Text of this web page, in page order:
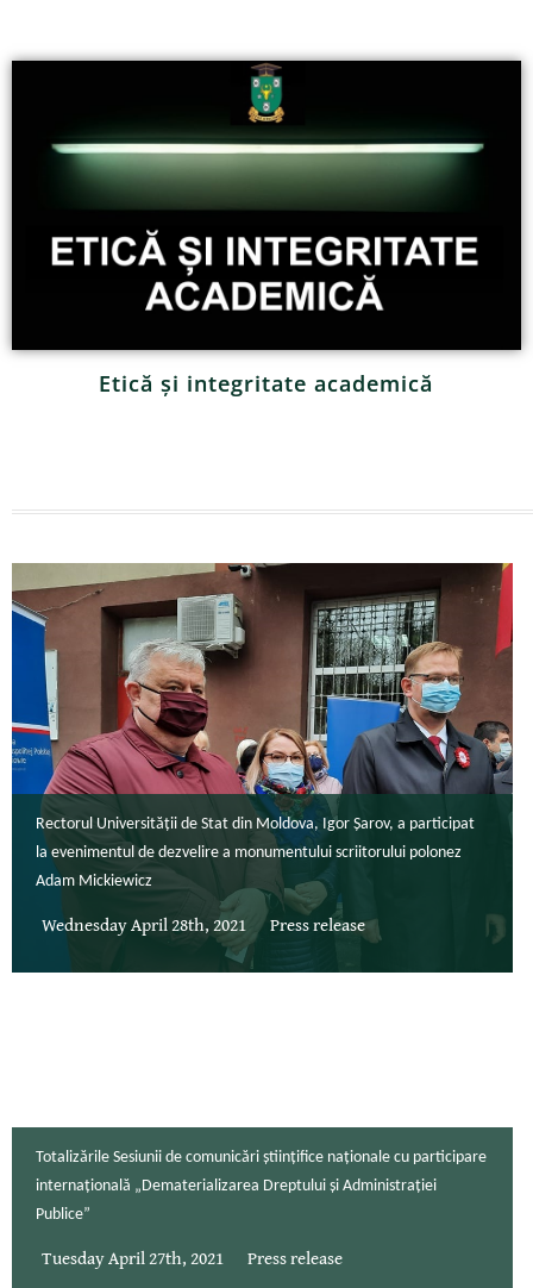
Etică și integritate academică
Rectorul Universității de Stat din Moldova, Igor Șarov, a participat
la evenimentul de dezvelire a monumentului scriitorului polonez
Adam Mickiewicz
Wednesday April 28th, 2021 Press release
Totalizările Sesiunii de comunicări științifice naționale cu participare
internațională „Dematerializarea Dreptului și Administrației
Publice”
Tuesday April 27th, 2021 Press release